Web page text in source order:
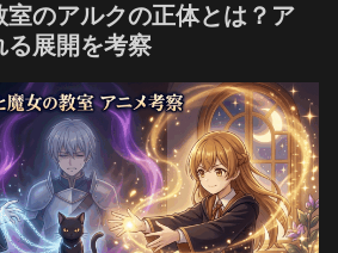
室のアルクの正体とは？ア
る展開を考察